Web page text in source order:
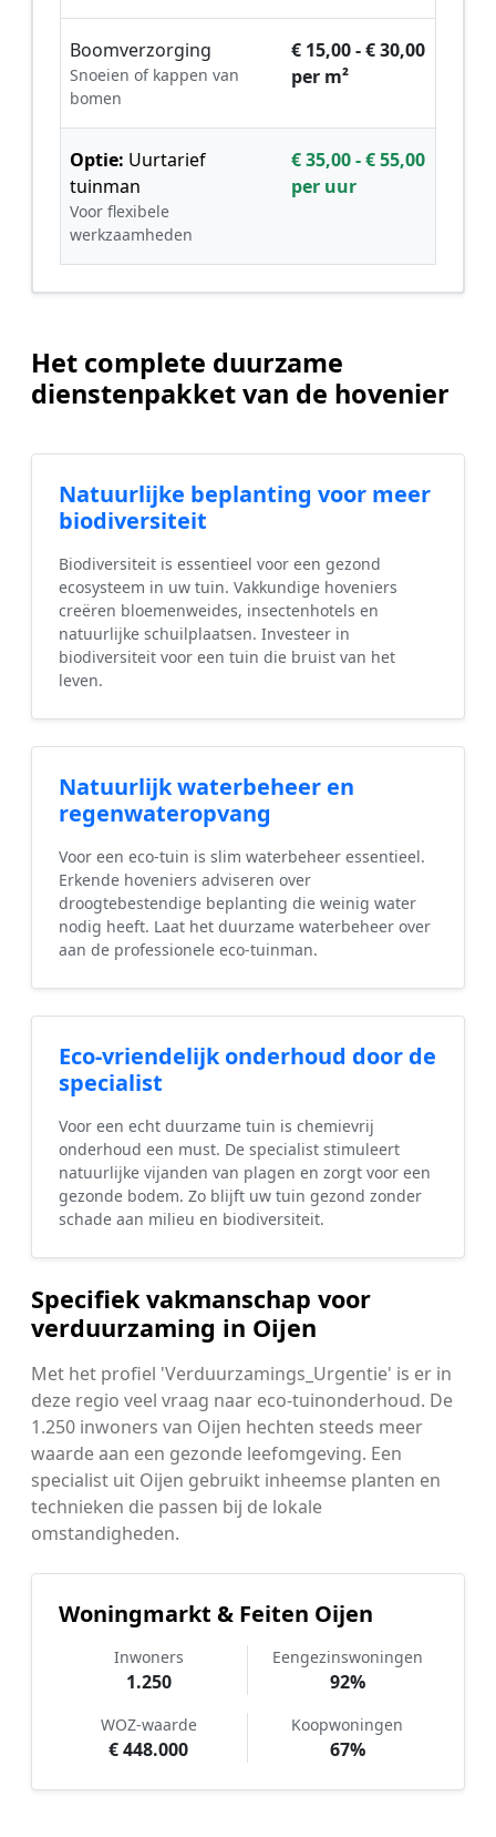
Boomverzorging
Snoeien of kappen van
bomen
€ 15,00 - € 30,00
per m²
Optie: Uurtarief
tuinman
Voor flexibele
werkzaamheden
€ 35,00 - € 55,00
per uur
Het complete duurzame
dienstenpakket van de hovenier
Natuurlijke beplanting voor meer
biodiversiteit
Biodiversiteit is essentieel voor een gezond
ecosysteem in uw tuin. Vakkundige hoveniers
creëren bloemenweides, insectenhotels en
natuurlijke schuilplaatsen. Investeer in
biodiversiteit voor een tuin die bruist van het
leven.
Natuurlijk waterbeheer en
regenwateropvang
Voor een eco-tuin is slim waterbeheer essentieel.
Erkende hoveniers adviseren over
droogtebestendige beplanting die weinig water
nodig heeft. Laat het duurzame waterbeheer over
aan de professionele eco-tuinman.
Eco-vriendelijk onderhoud door de
specialist
Voor een echt duurzame tuin is chemievrij
onderhoud een must. De specialist stimuleert
natuurlijke vijanden van plagen en zorgt voor een
gezonde bodem. Zo blijft uw tuin gezond zonder
schade aan milieu en biodiversiteit.
Specifiek vakmanschap voor
verduurzaming in Oijen
Met het profiel 'Verduurzamings_Urgentie' is er in
deze regio veel vraag naar eco-tuinonderhoud. De
1.250 inwoners van Oijen hechten steeds meer
waarde aan een gezonde leefomgeving. Een
specialist uit Oijen gebruikt inheemse planten en
technieken die passen bij de lokale
omstandigheden.
Woningmarkt & Feiten Oijen
Inwoners
1.250
Eengezinswoningen
92%
WOZ-waarde
€ 448.000
Koopwoningen
67%